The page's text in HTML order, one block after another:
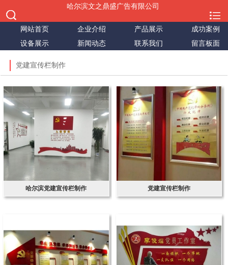
哈尔滨文之鼎盛广告有限公司
网站首页 企业介绍 产品展示
成功案例
设备展示
新闻动态 联系我们 留言板面
党建宣传栏制作
哈尔滨党建宣传栏制作 党建宣传栏制作